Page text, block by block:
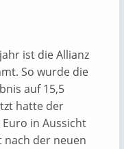
ist die Allianz
So wurde die
auf 15,5
hatte der
in Aussicht
nach der neuen